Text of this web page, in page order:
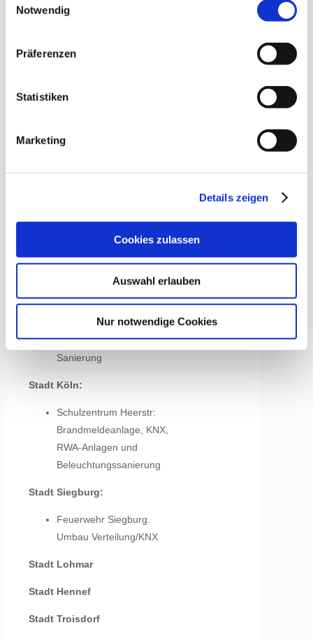
Notwendig
Präferenzen
Statistiken
Marketing
Details zeigen
Cookies zulassen
Auswahl erlauben
Nur notwendige Cookies
Sanierung
Diverse Schulen:
Beleuchtungssanierung
Stadt Bornheim
Fraktionsgebäude: Umbau
Grundschule Waldorf: WC-
Sanierung
Stadt Köln:
Schulzentrum Heerstr:
Brandmeldeanlage, KNX,
RWA-Anlagen und
Beleuchtungssanierung
Stadt Siegburg:
Feuerwehr Siegburg.
Umbau Verteilung/KNX
Stadt Lohmar
Stadt Hennef
Stadt Troisdorf